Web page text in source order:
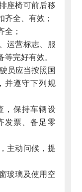
座椅可前后移
齐全、有效；
全；
运营标志、服
完好有效。
员应当按照国
并遵守下列规
，保持车辆设
发票、备足零
主动问候，提
玻璃及使用空